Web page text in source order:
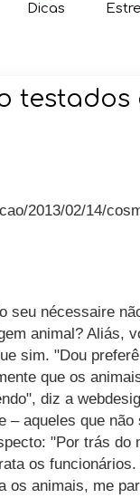
Dicas
testados
2013/02/14/
seu nécessaire
animal? Aliás,
sim. "Dou
que os
diz a
aqueles que não
"Por trás do
os
os animais, me